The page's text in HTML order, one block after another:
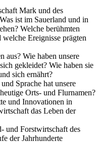
Mark und des
ist im Sauerland und in
Welche berühmten
Ereignisse prägten
aus? Wie haben unsere
gekleidet? Wie haben sie
sich ernährt?
Sprache hat unsere
Orts- und Flurnamen?
und Innovationen in
das Leben der
und Forstwirtschaft des
der Jahrhunderte